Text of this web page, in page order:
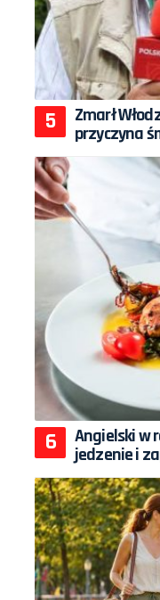
Zmarł
przyczyna
Angielski w
jedzenie i